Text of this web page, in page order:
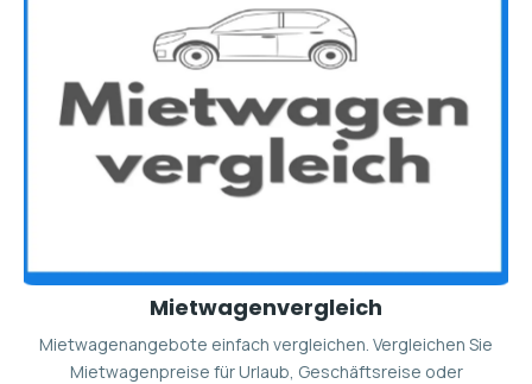
Mietwagenvergleich
Mietwagenangebote einfach vergleichen. Vergleichen Sie
Mietwagenpreise für Urlaub, Geschäftsreise oder